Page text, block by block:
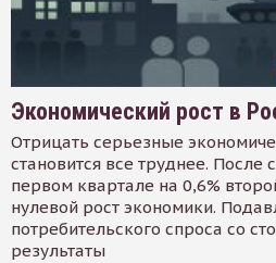
Экономический рост в
Отрицать серьезные
становится все труднее.
первом квартале на 0,6%
нулевой рост экономики.
потребительского спроса со
результаты